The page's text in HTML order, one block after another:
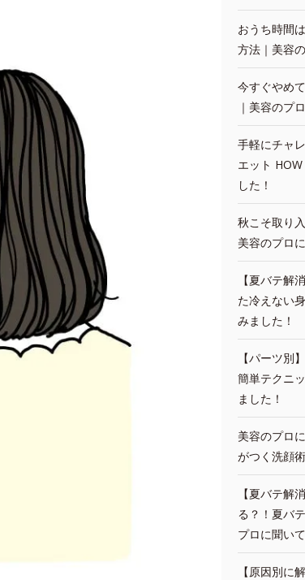
おうち時間
方法｜美容
今すぐやめ
｜美容のプ
手軽にチャ
エット
した！
秋こそ取り
美容のプロ
【夏バテ解
た冷えない
みました！
【パーツ別
簡単テクニ
ました！
美容のプロ
がつく洗顔術
【夏バテ解
る？！夏バ
プロに聞い
【原因別に